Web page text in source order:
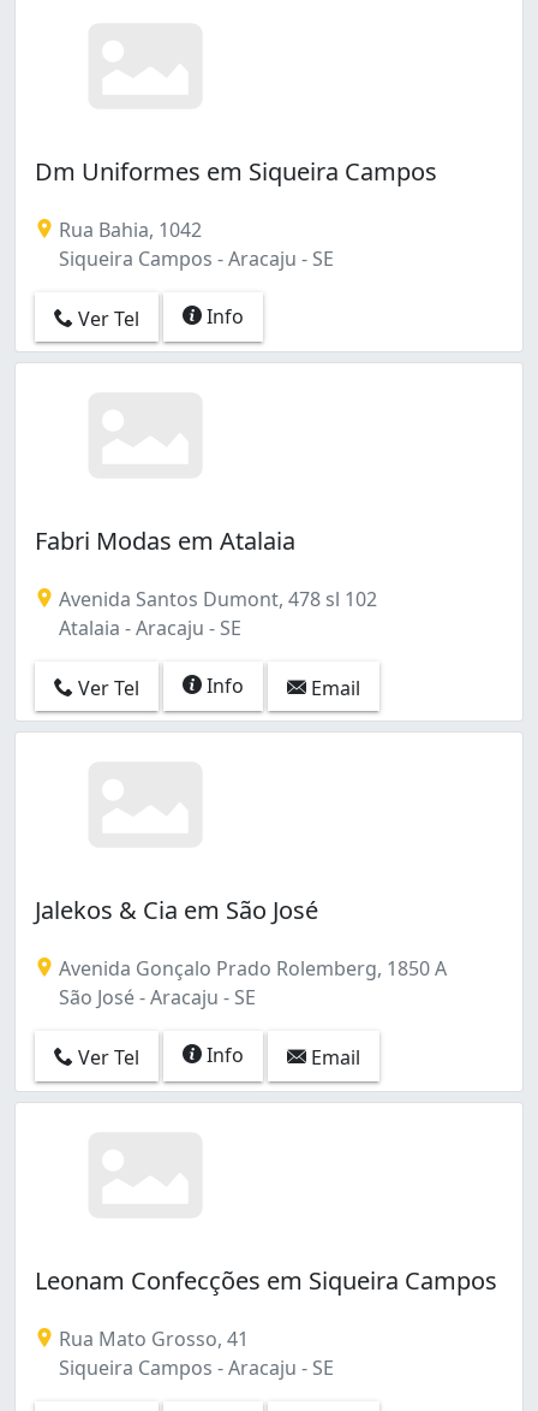
Dm Uniformes em Siqueira Campos
Rua Bahia, 1042
Siqueira Campos - Aracaju - SE
Ver Tel Info
Fabri Modas em Atalaia
Avenida Santos Dumont, 478 sl 102
Atalaia - Aracaju - SE
Ver Tel Info Email
Jalekos & Cia em São José
Avenida Gonçalo Prado Rolemberg, 1850 A
São José - Aracaju - SE
Ver Tel Info Email
Leonam Confecções em Siqueira Campos
Rua Mato Grosso, 41
Siqueira Campos - Aracaju - SE